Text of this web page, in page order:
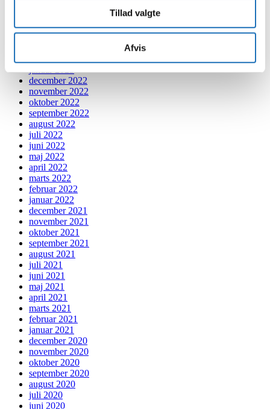
Tillad valgte
Afvis
juni 2023
februar 2023
januar 2023
december 2022
november 2022
oktober 2022
september 2022
august 2022
juli 2022
juni 2022
maj 2022
april 2022
marts 2022
februar 2022
januar 2022
december 2021
november 2021
oktober 2021
september 2021
august 2021
juli 2021
juni 2021
maj 2021
april 2021
marts 2021
februar 2021
januar 2021
december 2020
november 2020
oktober 2020
september 2020
august 2020
juli 2020
juni 2020